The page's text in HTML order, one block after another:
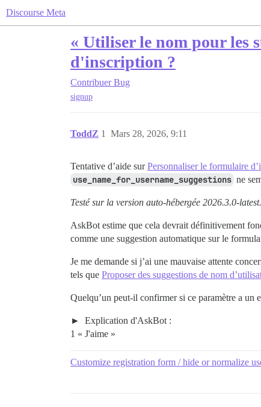
Discourse Meta
« Utiliser le nom pour les
d'inscription ?
Contribuer Bug
signup
ToddZ Mars 28, 2026, 9:11
1
Tentative d’aide surPersonnaliser le formulaire
use_name_for_username_suggestions ne
Testé sur la version auto-hébergée 2026.3.0-
AskBot estime que cela devrait définitivement
comme une suggestion automatique sur le
Je me demande si j’ai une mauvaise attente
tels que Proposer des suggestions de nom
Quelqu’un peut-il confirmer si ce paramètre a
Explication d'AskBot :
1 « J'aime »
Customize registration form / hide or normalize